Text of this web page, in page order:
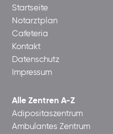
Startseite
Notarztplan
Cafeteria
Kontakt
Datenschutz
Impressum
Alle Zentren A-Z
Adipositaszentrum
Ambulantes Zentrum